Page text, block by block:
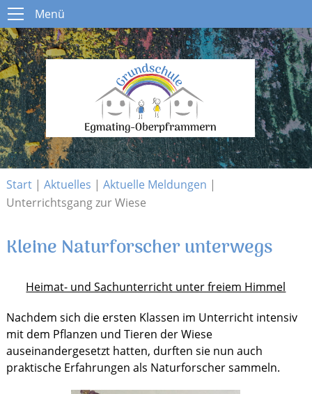
Start
Schule
Open submenu
Aktuelles
Open submenu
Infos
Open submenu
Kontakt
Menü
Start| Aktuelles | Aktuelle Meldungen |
Unterrichtsgang zur Wiese
Kleine Naturforscher unterwegs
Heimat- und Sachunterricht unter freiem Himmel
Nachdem sich die ersten Klassen im Unterricht intensiv
mit dem Pflanzen und Tieren der Wiese
auseinandergesetzt hatten, durften sie nun auch
praktische Erfahrungen als Naturforscher sammeln.